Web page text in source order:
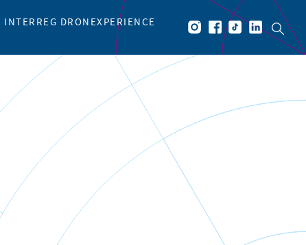
INTERREG DRONEXPERIENCE